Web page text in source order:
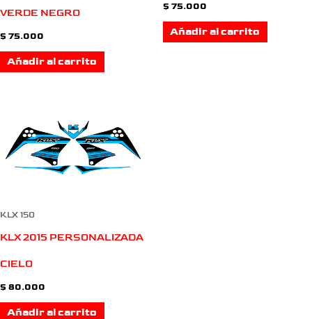
VERDE NEGRO
$ 75.000
Añadir al carrito
$ 75.000
Añadir al carrito
KLX 150
KLX 2015 PERSONALIZADA
CIELO
$ 80.000
Añadir al carrito